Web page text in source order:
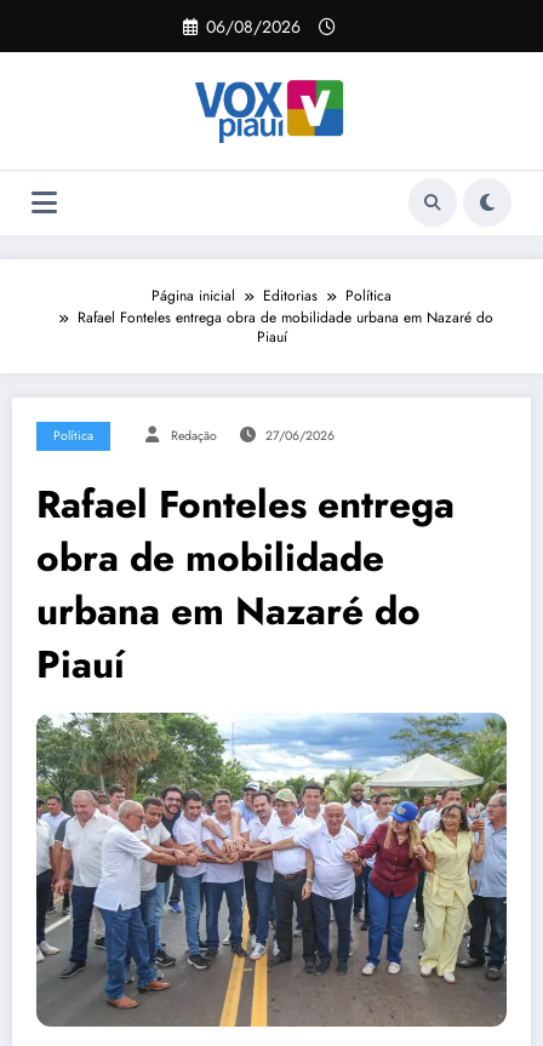
o
06/08/2026
Página inicial Editorias
Política
Rafael Fonteles entrega obra de mobilidade urbana em Nazaré do
Piauí
Política Redação 27/06/2026
Rafael Fonteles entrega
obra de mobilidade
urbana em Nazaré do
Piauí